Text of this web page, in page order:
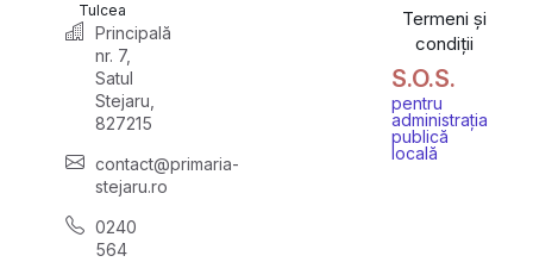
Tulcea
Principală
nr. 7,
Satul
Stejaru,
827215
contact@primaria-
stejaru.ro
0240
564
Termeni și
condiții
S.O.S.
pentru
administrația
publică
locală